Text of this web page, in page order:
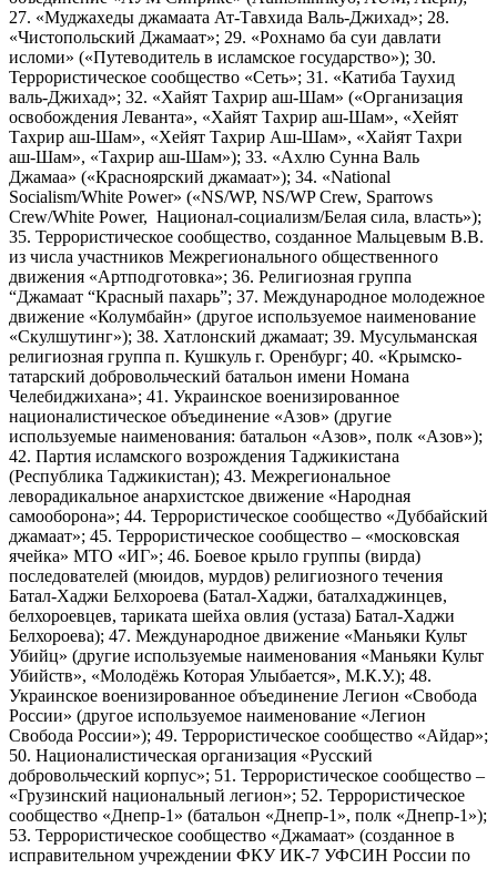
27. «Муджахеды джамаата Ат-Тавхида Валь-Джихад»; 28.
«Чистопольский Джамаат»; 29. «Рохнамо ба суи давлати
исломи» («Путеводитель в исламское государство»); 30.
Террористическое сообщество «Сеть»; 31. «Катиба Таухид
валь-Джихад»; 32. «Хайят Тахрир аш-Шам» («Организация
освобождения Леванта», «Хайят Тахрир аш-Шам», «Хейят
Тахрир аш-Шам», «Хейят Тахрир Аш-Шам», «Хайят Тахри
аш-Шам», «Тахрир аш-Шам»); 33. «Ахлю Сунна Валь
Джамаа» («Красноярский джамаат»); 34. «National
Socialism/White Power» («NS/WP, NS/WP Crew, Sparrows
Crew/White Power, Национал-социализм/Белая сила, власть»);
35. Террористическое сообщество, созданное Мальцевым В.В.
из числа участников Межрегионального общественного
движения «Артподготовка»; 36. Религиозная группа
“Джамаат “Красный пахарь”; 37. Международное молодежное
движение «Колумбайн» (другое используемое наименование
«Скулшутинг»); 38. Хатлонский джамаат; 39. Мусульманская
религиозная группа п. Кушкуль г. Оренбург; 40. «Крымско-
татарский добровольческий батальон имени Номана
Челебиджихана»; 41. Украинское военизированное
националистическое объединение «Азов» (другие
используемые наименования: батальон «Азов», полк «Азов»);
42. Партия исламского возрождения Таджикистана
(Республика Таджикистан); 43. Межрегиональное
леворадикальное анархистское движение «Народная
самооборона»; 44. Террористическое сообщество «Дуббайский
джамаат»; 45. Террористическое сообщество – «московская
ячейка» МТО «ИГ»; 46. Боевое крыло группы (вирда)
последователей (мюидов, мурдов) религиозного течения
Батал-Хаджи Белхороева (Батал-Хаджи, баталхаджинцев,
белхороевцев, тариката шейха овлия (устаза) Батал-Хаджи
Белхороева); 47. Международное движение «Маньяки Культ
Убийц» (другие используемые наименования «Маньяки Культ
Убийств», «Молодёжь Которая Улыбается», М.К.У.); 48.
Украинское военизированное объединение Легион «Свобода
России» (другое используемое наименование «Легион
Свобода России»); 49. Террористическое сообщество «Айдар»;
50. Националистическая организация «Русский
добровольческий корпус»; 51. Террористическое сообщество –
«Грузинский национальный легион»; 52. Террористическое
сообщество «Днепр-1» (батальон «Днепр-1», полк «Днепр-1»);
53. Террористическое сообщество «Джамаат» (созданное в
исправительном учреждении ФКУ ИК-7 УФСИН России по